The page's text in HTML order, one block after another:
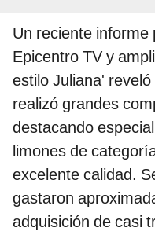
Un reciente informe
Epicentro TV y
estilo Juliana' reveló
realizó grandes
destacando
limones de
excelente calidad.
gastaron
adquisición de casi